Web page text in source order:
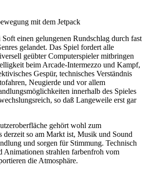
mit dem Jetpack
einen gelungenen Rundschlag durch fast
gelandet. Das Spiel fordert alle
geübter Computerspieler mitbringen
beim Arcade-Intermezzo und Kampf,
Gespür, technisches Verständnis
Neugierde und vor allem
innerhalb des Spieles
so daß Langeweile erst gar
gehört wohl zum
derzeit so am Markt ist, Musik und Sound
und sorgen für Stimmung. Technisch
Animationen strahlen farbenfroh vom
die Atmosphäre.